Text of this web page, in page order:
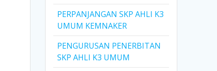
PERPANJANGAN SKP AHLI K3
UMUM KEMNAKER
PENGURUSAN PENERBITAN
SKP AHLI K3 UMUM